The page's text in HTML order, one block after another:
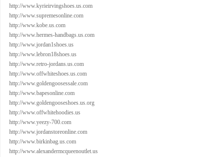
http://www.kyrieirvingshoes.us.com
http://www.supremesonline.com
http://www.kobe.us.com
http://www.hermes-handbags.us.com
http://www.jordan1shoes.us
http://www.lebron18shoes.us
http://www.retro-jordans.us.com
http://www.offwhiteshoes.us.com
http://www.goldengoosessale.com
http://www.bapesonline.com
http://www.goldengooseshoes.us.org
http://www.offwhitehoodies.us
http://www.yeezy-700.com
http://www.jordanstoreonline.com
http://www.birkinbag.us.com
http://www.alexandermcqueenoutlet.us